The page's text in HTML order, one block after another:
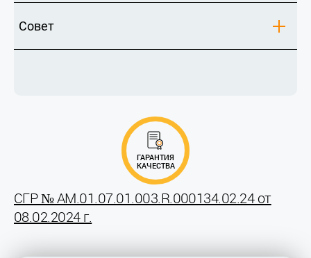
Совет
ГАРАНТИЯ
КАЧЕСТВА
СГР № AM.01.07.01.003.R.000134.02.24 от
08.02.2024 г.